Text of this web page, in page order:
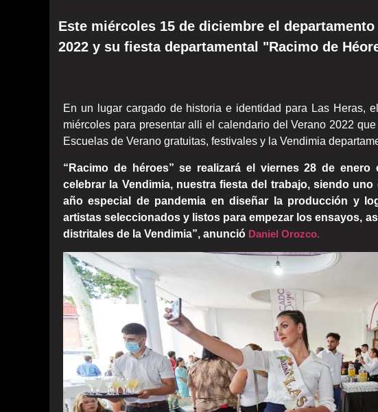
Este miércoles 15 de diciembre el
2022 y su fiesta departamental "Racimo de
En un lugar cargado de historia e identidad para Las Heras, el
miércoles para presentar alli el calendario del Verano 2022
Escuelas de Verano gratuitas, festivales y la Vendimia
“Racimo de héroes” se realizará el viernes 28 de
celebrar la Vendimia, nuestra fiesta del trabajo, siendo
año especial de pandemia en diseñar la producción y
artistas seleccionados y listos para empezar los ensayos,
distritales de la Vendimia”, anunció Daniel Orozco.